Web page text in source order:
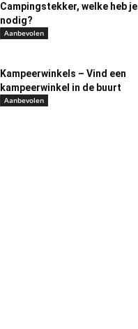
Campingstekker, welke heb je
nodig?
Aanbevolen
Kampeerwinkels – Vind een
kampeerwinkel in de buurt
Aanbevolen